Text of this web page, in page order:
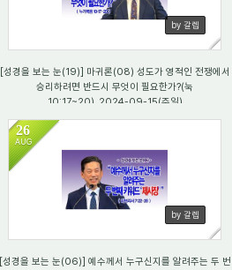
by 갈렙
[성경을 보는 눈(19)] 마귀론(08) 성도가 영적인 전쟁에서
승리하려면 반드시 무엇이 필요한가?(눅
10:17~20)_2024-09-15(주일)
26
AUG
by 갈렙
2134
[성경을 보는 눈(06)] 예수께서 누구신지를 알려주는 두 번